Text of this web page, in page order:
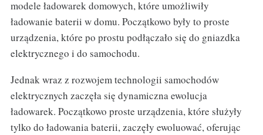
modele ładowarek domowych, które umożliwiły
ładowanie baterii w domu. Początkowo były to proste
urządzenia, które po prostu podłączało się do gniazdka
elektrycznego i do samochodu.
Jednak wraz z rozwojem technologii samochodów
elektrycznych zaczęła się dynamiczna ewolucja
ładowarek. Początkowo proste urządzenia, które służyły
tylko do ładowania baterii, zaczęły ewoluować, oferując